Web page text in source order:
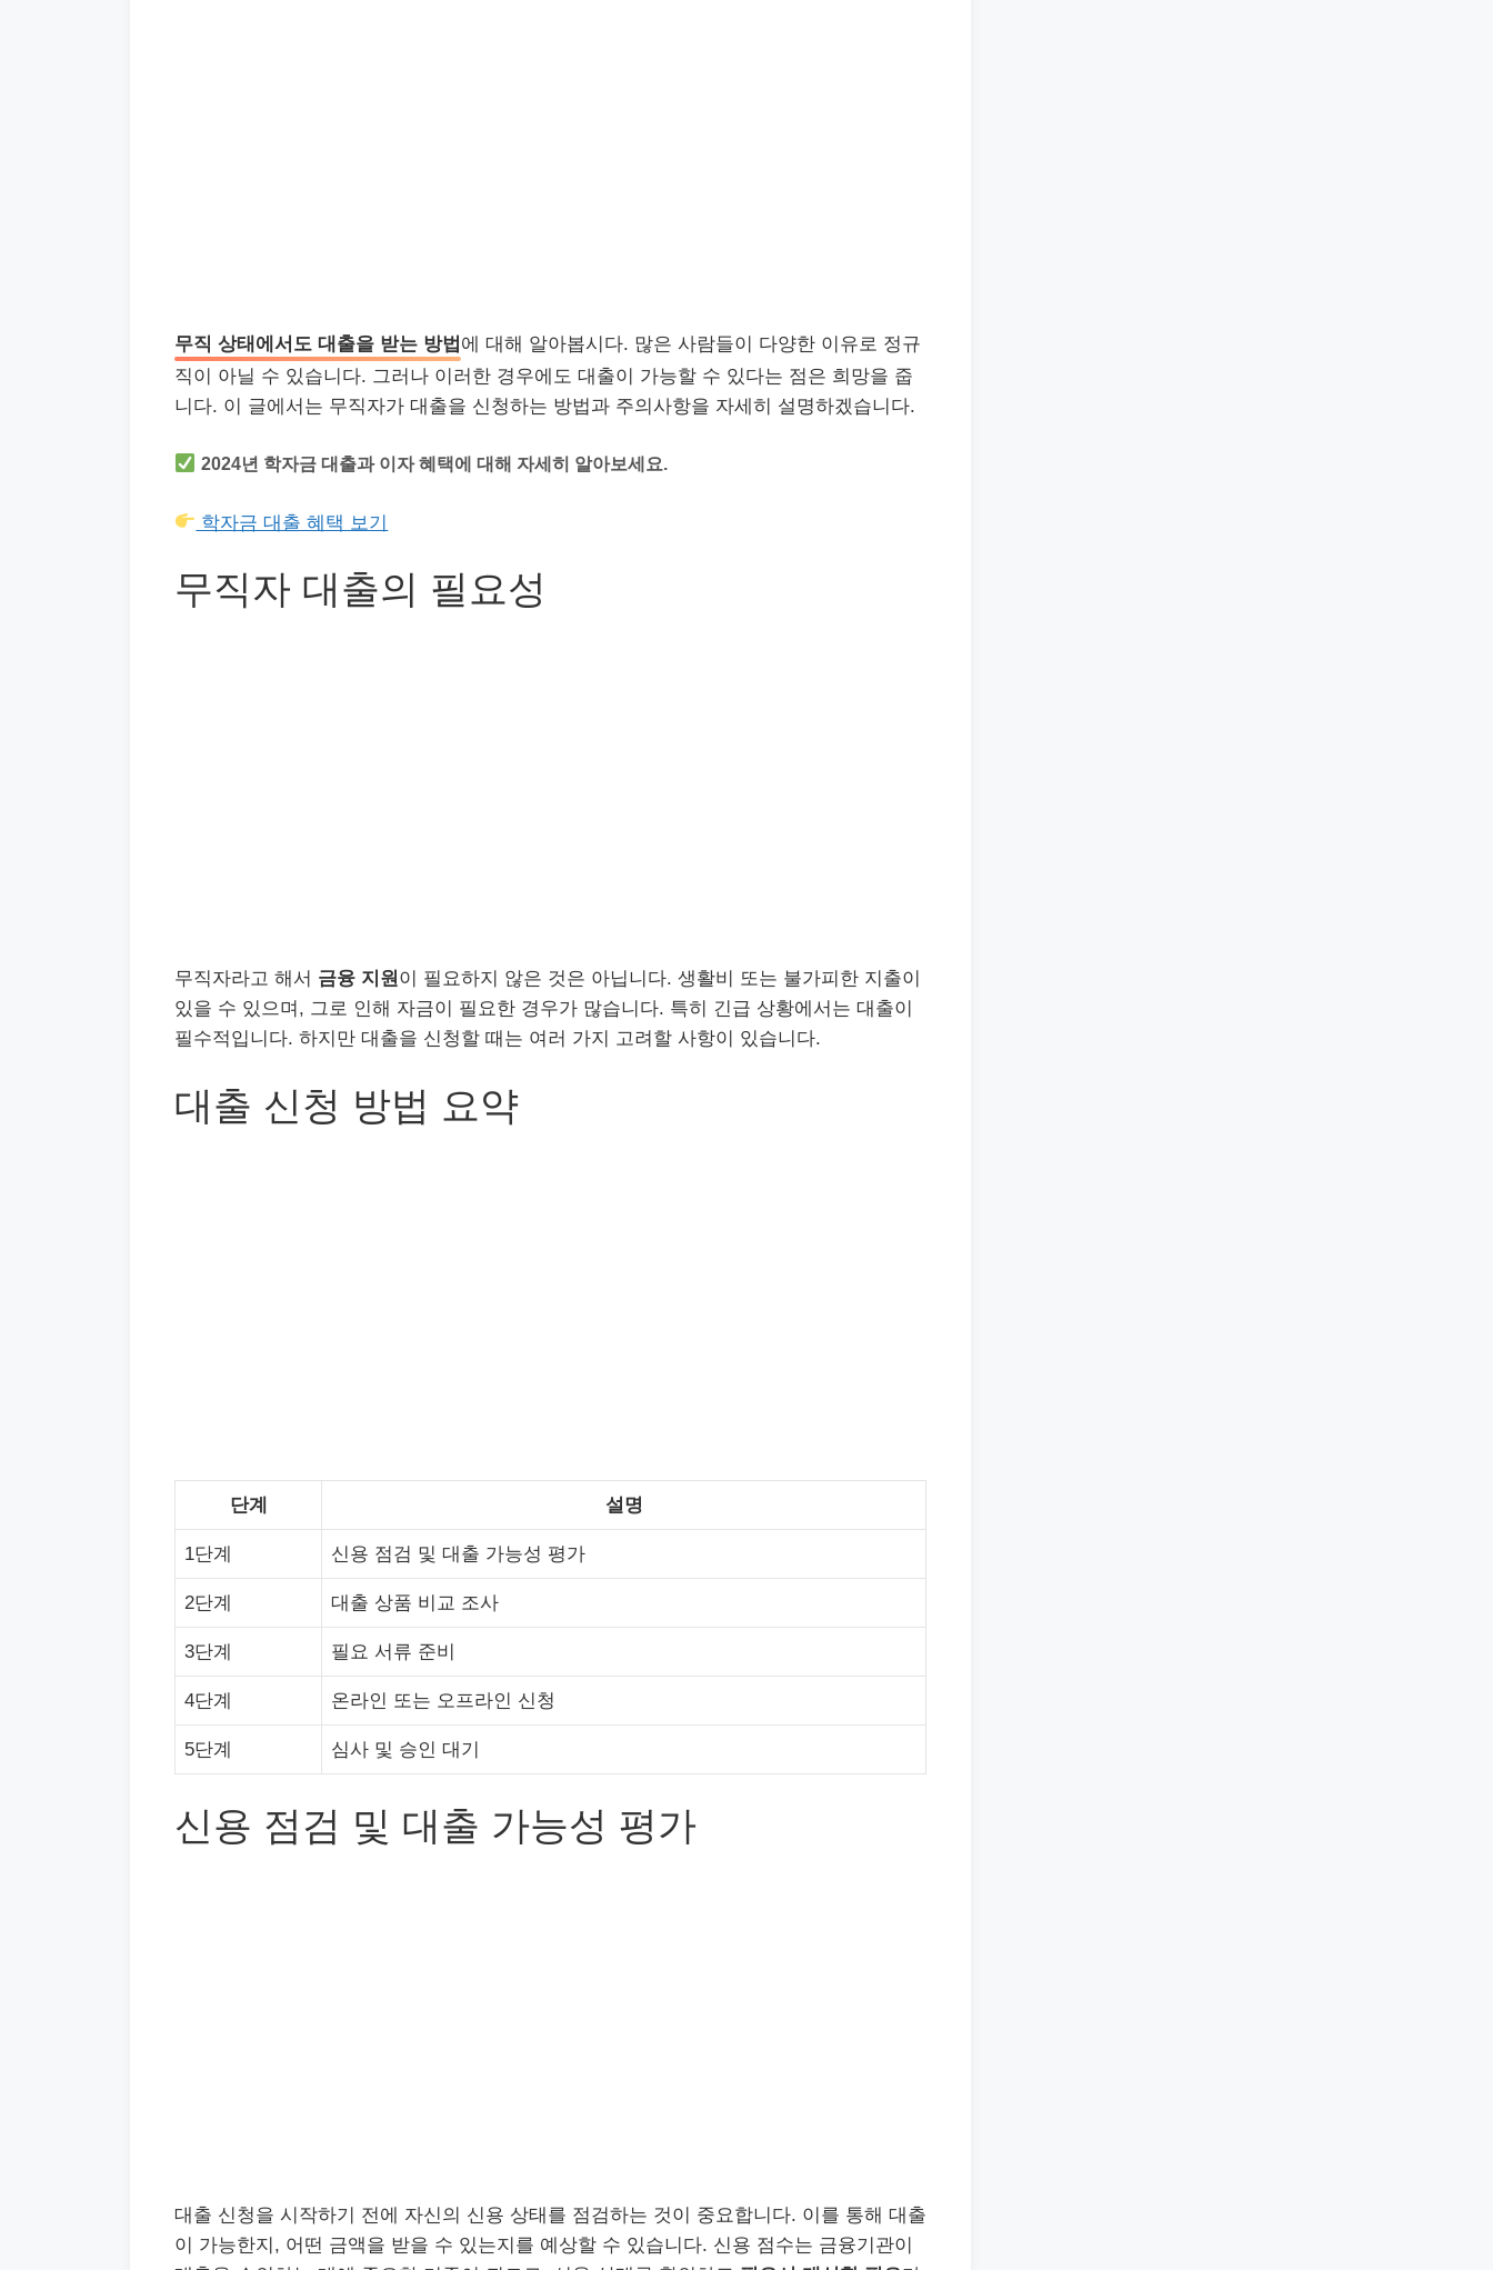
무직 상태에서도 대출을 받는 방법 에 대해 알아봅시다. 많은 사람들이 다양한 이유로 정규
직이 아닐 수 있습니다. 그러나 이러한 경우에도 대출이 가능할 수 있다는 점은 희망을 줍
니다. 이 글에서는 무직자가 대출을 신청하는 방법과 주의사항을 자세히 설명하겠습니다.
2024년 학자금 대출과 이자 혜택에 대해 자세히 알아보세요.
학자금 대출 혜택 보기
무직자 대출의 필요성
무직자라고 해서 금융 지원이 필요하지 않은 것은 아닙니다. 생활비 또는 불가피한 지출이
있을 수 있으며, 그로 인해 자금이 필요한 경우가 많습니다. 특히 긴급 상황에서는 대출이
필수적입니다. 하지만 대출을 신청할 때는 여러 가지 고려할 사항이 있습니다.
대출 신청 방법 요약
단계 설명
1단계 신용 점검 및 대출 가능성 평가
2단계 대출 상품 비교 조사
3단계 필요 서류 준비
4단계 온라인 또는 오프라인 신청
5단계 심사 및 승인 대기
신용 점검 및 대출 가능성 평가
대출 신청을 시작하기 전에 자신의 신용 상태를 점검하는 것이 중요합니다. 이를 통해 대출
이 가능한지, 어떤 금액을 받을 수 있는지를 예상할 수 있습니다. 신용 점수는 금융기관이